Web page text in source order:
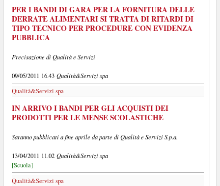
PER I BANDI DI GARA PER LA FORNITURA DELLE
DERRATE ALIMENTARI SI TRATTA DI RITARDI DI
TIPO TECNICO PER PROCEDURE CON EVIDENZA
PUBBLICA
Precisazione di Qualità e Servizi
09/05/2011 16.43 Qualità&Servizi spa
Qualità&Servizi spa
IN ARRIVO I BANDI PER GLI ACQUISTI DEI
PRODOTTI PER LE MENSE SCOLASTICHE
Saranno pubblicati a fine aprile da parte di Qualità e Servizi S.p.a.
13/04/2011 11.02 Qualità&Servizi spa
[Scuola]
Qualità&Servizi spa